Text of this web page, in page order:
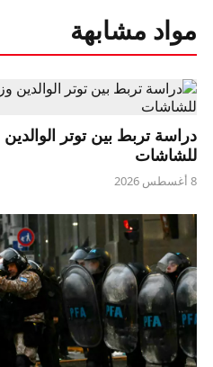
مواد مشابهة
دراسة تربط بين توتر
للشاشات
8 أغسطس 2026